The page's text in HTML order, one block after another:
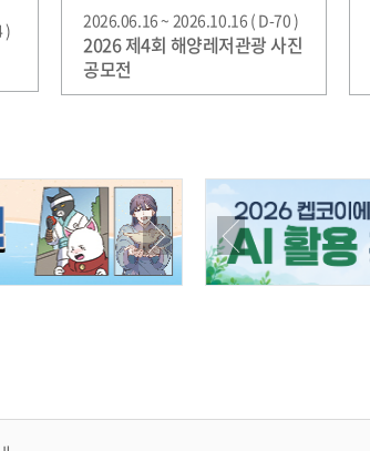
) 2026.06.16 ~ 2026.10.16 ( D-70 )
2026 제4회 해양레저관광 사진
공모전